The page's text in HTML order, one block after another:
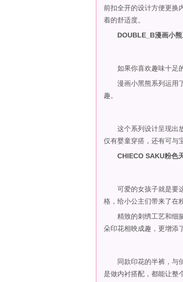
前扣全开的设计方便更换
着的舒适度。
DOUBLE_B漫画小
如果你喜欢趣味十足的
漫画小黑熊系列运用了
趣。
这个系列设计呈现出放
仅有婴童穿搭，还有可与
CHIECO SAKU粉色
可爱的女孩子就是要这
格，给小公主们带来了在
精致的刺绣工艺和细腻
朵印花相映成趣，更增添
同款印花的半裤，与俏
是做内衬搭配，都能让整